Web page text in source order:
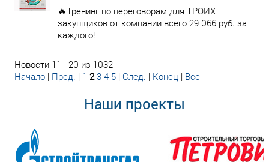
🔥Тренинг по переговорам для ТРОИХ
закупщиков от компании всего 29 066 руб. за
каждого!
Новости 11 - 20 из 1032
Начало | Пред. | 1 2 3 4 5 | След. | Конец | Все
Наши проекты